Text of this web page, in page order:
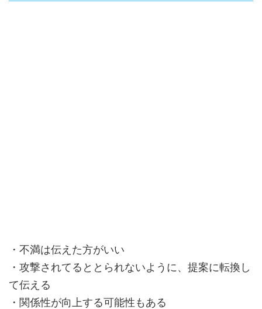
・不満は伝えた方がいい
・攻撃されてるととられないように、提案に転換し
て伝える
・関係性が向上する可能性もある